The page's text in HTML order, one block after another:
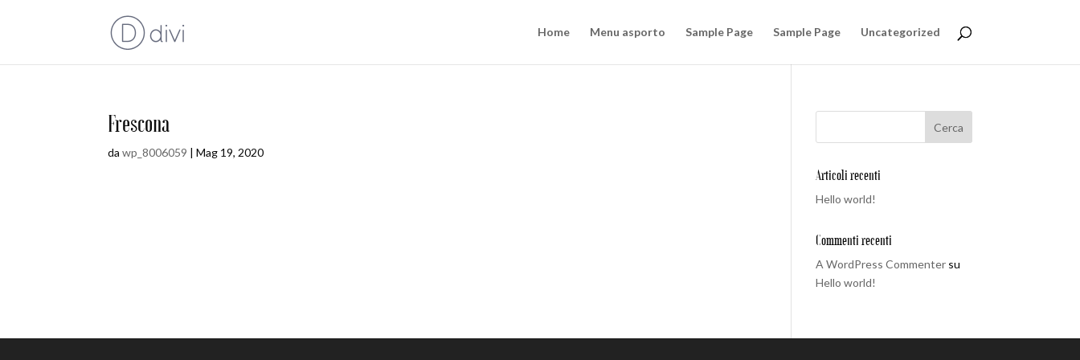
Home Menu asporto Sample Page Sample Page Uncategorized
Frescona
dawp_8006059 |Mag 19, 2020
Articoli recenti
Hello world!
Commenti recenti
A WordPress Commenter su
Hello world!